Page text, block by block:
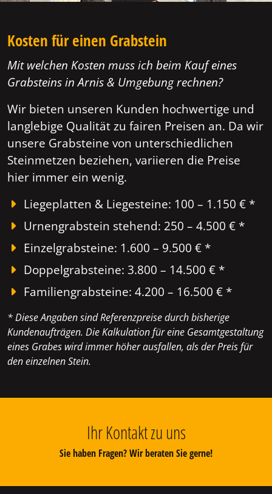
Kosten für einen Grabstein
Mit welchen Kosten muss ich beim Kauf eines
Grabsteins in Arnis & Umgebung rechnen?
Wir bieten unseren Kunden hochwertige und
langlebige Qualität zu fairen Preisen an. Da wir
unsere Grabsteine von unterschiedlichen
Steinmetzen beziehen, variieren die Preise
hier immer ein wenig.
Liegeplatten & Liegesteine: 100 – 1.150 € *
Urnengrabstein stehend: 250 – 4.500 € *
Einzelgrabsteine: 1.600 – 9.500 € *
Doppelgrabsteine: 3.800 – 14.500 € *
Familiengrabsteine: 4.200 – 16.500 € *
* Diese Angaben sind Referenzpreise durch bisherige
Kundenaufträgen. Die Kalkulation für eine Gesamtgestaltung
eines Grabes wird immer höher ausfallen, als der Preis für
den einzelnen Stein.
Ihr Kontakt zu uns
Sie haben Fragen? Wir beraten Sie gerne!